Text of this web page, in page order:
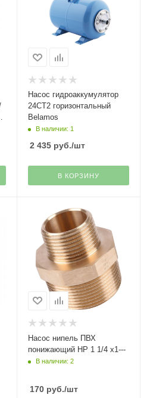
Насос гидроаккумулятор
24CT2 горизонтальный
Belamos
В наличии: 1
2 435руб./шт
В КОРЗИНУ
Насос нипель ПВХ
понижающий НР 1 1/4 х1---
В наличии: 2
170руб./шт